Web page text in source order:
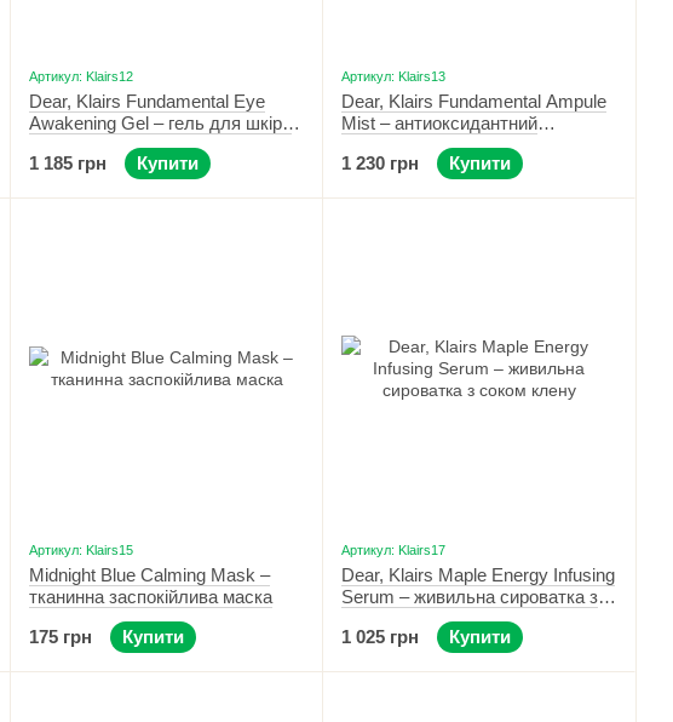
Артикул: Klairs12
Dear, Klairs Fundamental Eye
Awakening Gel – гель для шкіри
навколо очей 35 мл
1 185 грн
Купити
Артикул: Klairs13
Dear, Klairs Fundamental Ampule
Mist – антиоксидантний
зволожуючий міст 125 мл
1 230 грн
Купити
Артикул: Klairs15
Midnight Blue Calming Mask –
тканинна заспокійлива маска
175 грн
Купити
Артикул: Klairs17
Dear, Klairs Maple Energy Infusing
Serum – живильна сироватка з
соком клену 30 мл
1 025 грн
Купити